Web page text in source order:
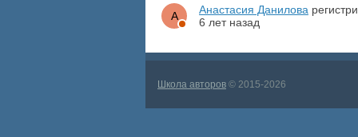
Анастасия Данилова
6 лет назад
Школа авторов © 2015-2026